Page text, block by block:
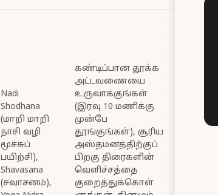
Nadi
Shodhana
(மாறி மாறி
நாசி வழி
மூச்சுப்
பயிற்சி),
Shavasana
(சவாசனம்),
கண்டிப்பான தூக்க
அட்டவணையை
உருவாக்குங்கள்
(இரவு 10 மணிக்கு
முன்பே
தூங்குங்கள்), சூரிய
அஸ்தமனத்திற்குப்
பிறகு திரைகளின்
வெளிச்சத்தை
குறைத்துக்கொள்